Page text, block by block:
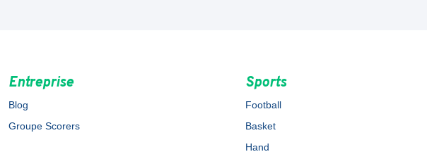
Entreprise
Blog
Groupe Scorers
Sports
Football
Basket
Hand